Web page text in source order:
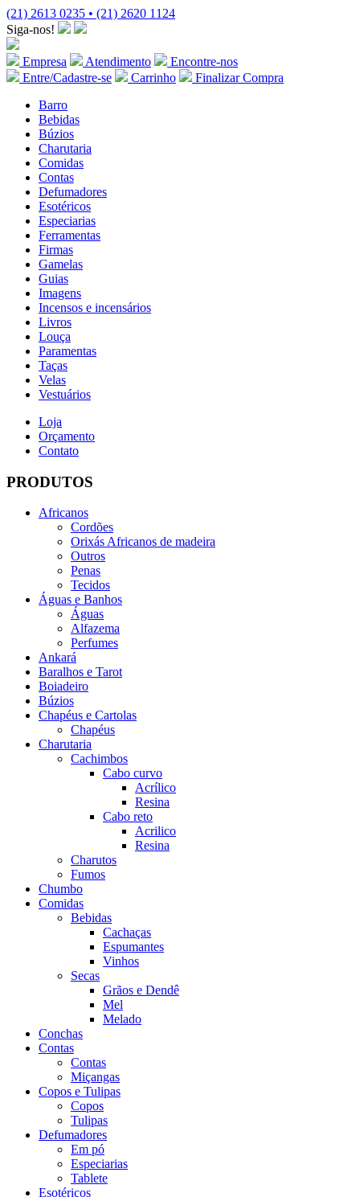
(21) 2613 0235 • (21) 2620 1124
Siga-nos!
Empresa Atendimento
Encontre-nos
Entre/Cadastre-se
Carrinho
Finalizar Compra
Barro
Bebidas
Búzios
Charutaria
Comidas
Contas
Defumadores
Esotéricos
Especiarias
Ferramentas
Firmas
Gamelas
Guias
Imagens
Incensos e incensários
Livros
Louça
Paramentas
Taças
Velas
Vestuários
Loja
Orçamento
Contato
PRODUTOS
Africanos
Cordões
Orixás Africanos de madeira
Outros
Penas
Tecidos
Águas e Banhos
Águas
Alfazema
Perfumes
Ankará
Baralhos e Tarot
Boiadeiro
Búzios
Chapéus e Cartolas
Chapéus
Charutaria
Cachimbos
Cabo curvo
Acrílico
Resina
Cabo reto
Acrilico
Resina
Charutos
Fumos
Chumbo
Comidas
Bebidas
Cachaças
Espumantes
Vinhos
Secas
Grãos e Dendê
Mel
Melado
Conchas
Contas
Contas
Miçangas
Copos e Tulipas
Copos
Tulipas
Defumadores
Em pó
Especiarias
Tablete
Esotéricos